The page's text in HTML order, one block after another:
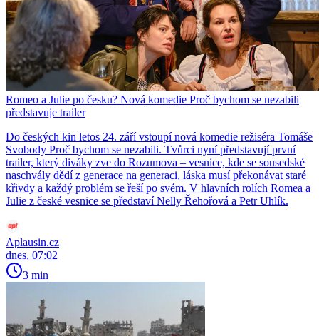
Romeo a Julie po česku? Nová komedie Proč bychom se nezabili
představuje trailer
Do českých kin letos 24. září vstoupí nová komedie režiséra Tomáše
Svobody Proč bychom se nezabili. Tvůrci nyní představují první
trailer, který diváky zve do Rozumova – vesnice, kde se sousedské
naschvály dědí z generace na generaci, láska musí překonávat staré
křivdy a každý problém se řeší po svém. V hlavních rolích Romea a
Julie z české vesnice se představí Nelly Řehořová a Petr Uhlík.
Aplausin.cz
dnes, 07:02
3 min